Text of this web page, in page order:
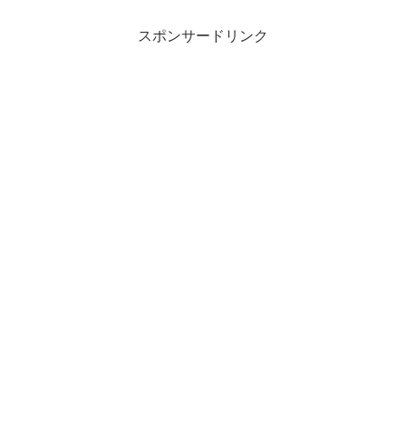
スポンサードリンク